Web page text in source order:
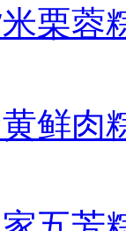
栗蓉
鲜肉